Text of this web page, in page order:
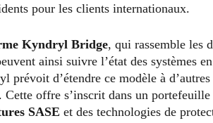
pour les clients internationaux.
Kyndryl Bridge, qui rassemble les
ainsi suivre l’état des systèmes
prévoit d’étendre ce modèle à
Cette offre s’inscrit dans un
SASE et des technologies de